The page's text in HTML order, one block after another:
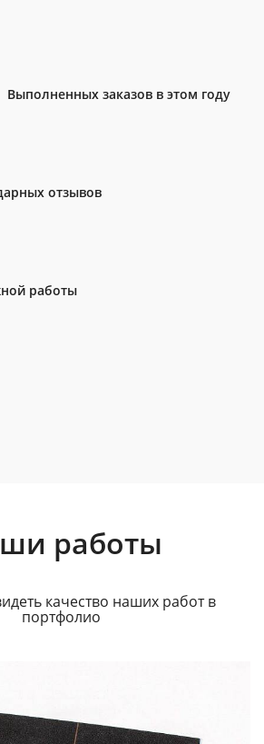
Выполненных заказов в этом году
отзывов
работы
работы
качество наших работ в
портфолио